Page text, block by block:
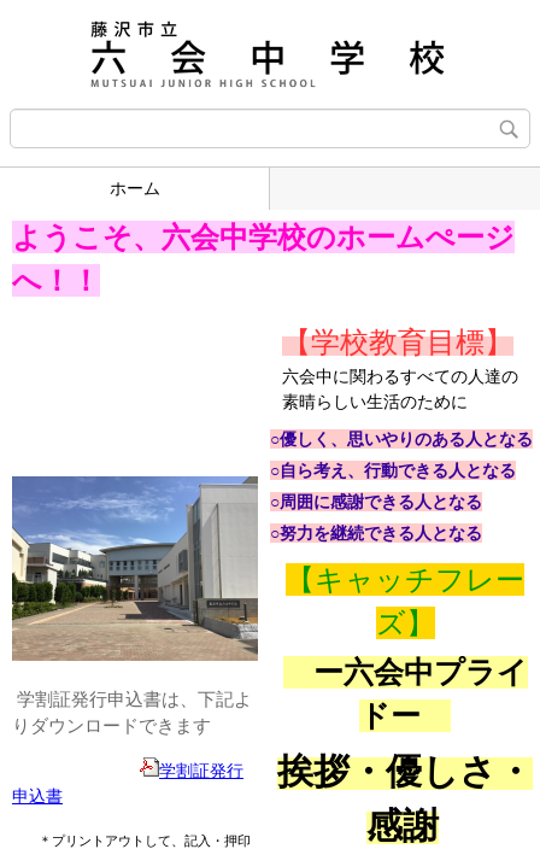
ホーム
ようこそ、六会中学校のホームぺージ
へ！！
学割証発行申込書は、下記よ
りダウンロードできます
学割証発行
申込書
＊プリントアウトして、記入・押印
【学校教育目標】
六会中に関わるすべての人達の
素晴らしい生活のために
○優しく、思いやりのある人となる
○自ら考え、行動できる人となる
○周囲に感謝できる人となる
○努力を継続できる人となる
【キャッチフレー
ズ】
ー六会中プライ
ドー
挨拶・優しさ・
感謝